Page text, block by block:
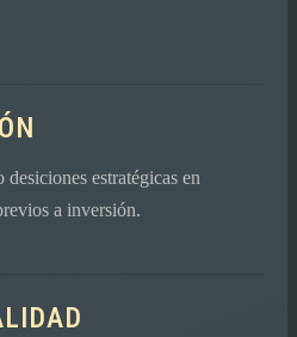
estratégicas en
a inversión.